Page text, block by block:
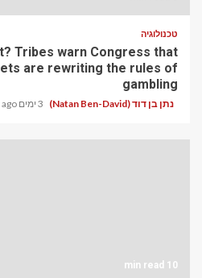
טכנולוגיה
Tribes warn Congress that
are rewriting the rules of
gambling
נתן בן דוד (Natan Ben-David) 3 ימים ago
10 min read